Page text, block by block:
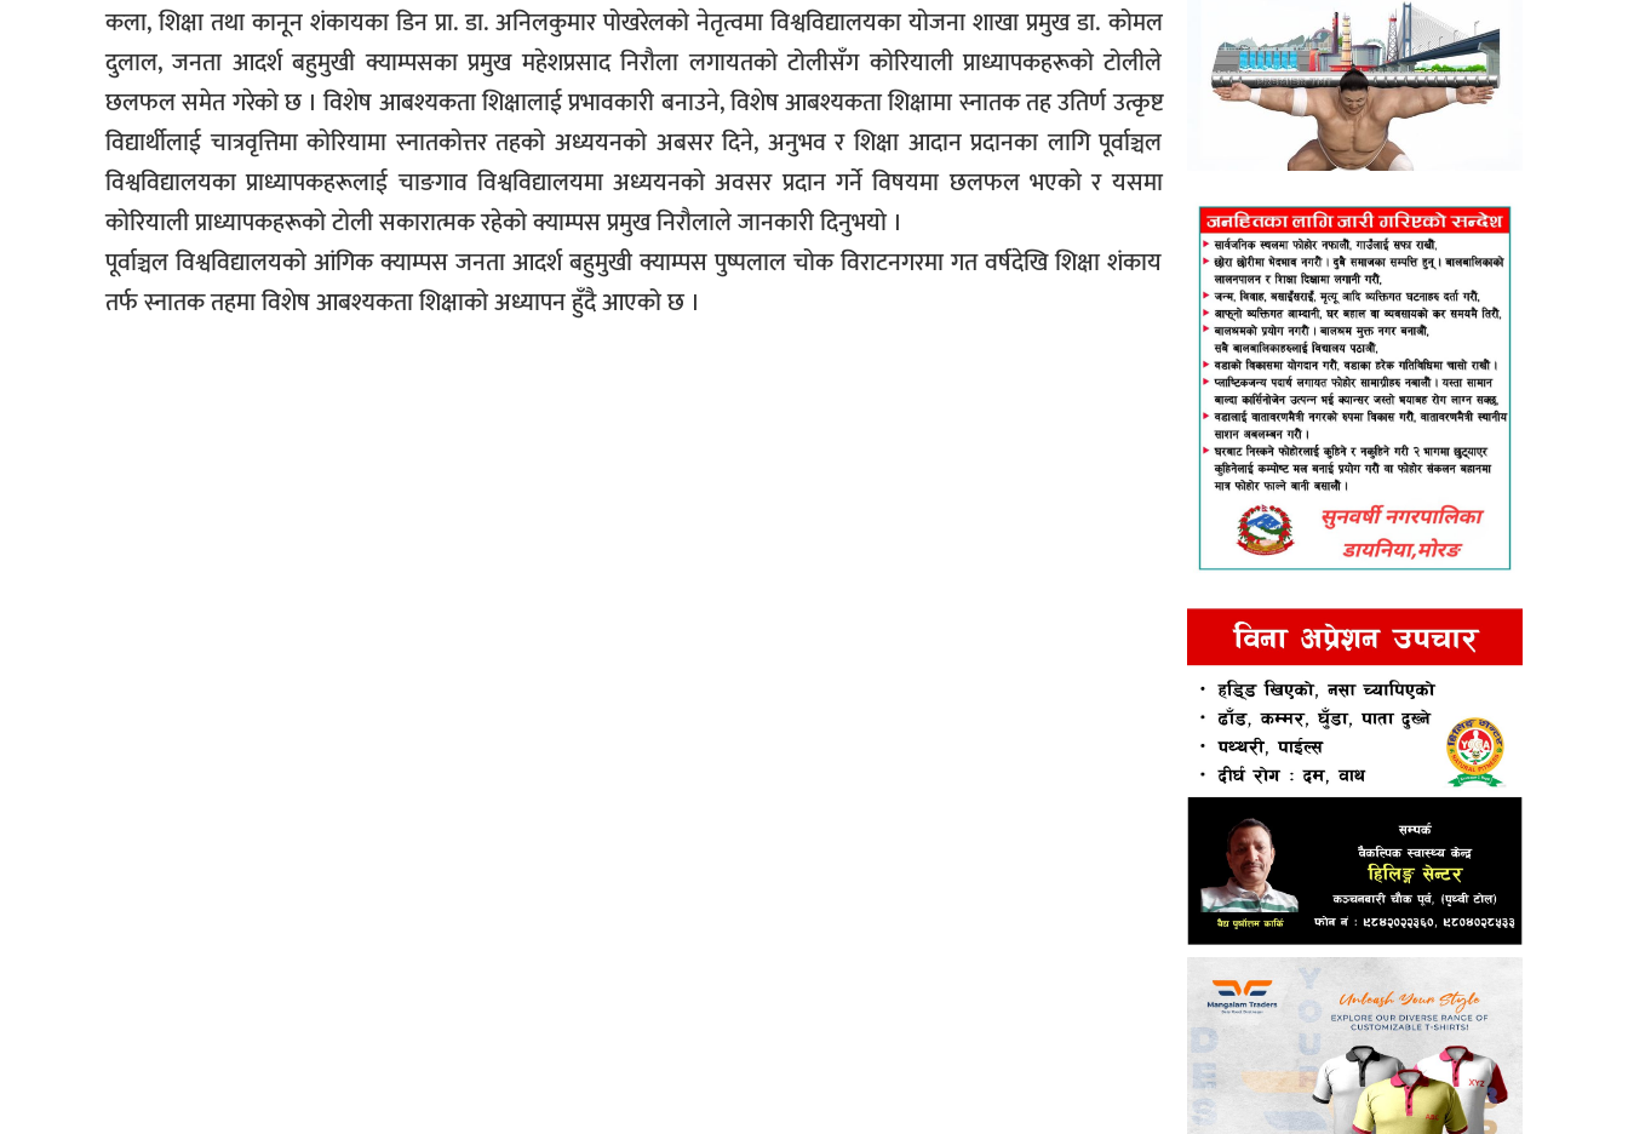
कला, शिक्षा तथा कानून शंकायका डिन प्रा. डा. अनिलकुमार पोखरेलको नेतृत्वमा विश्वविद्यालयका योजना शाखा प्रमुख डा. कोमल
दुलाल, जनता आदर्श बहुमुखी क्याम्पसका प्रमुख महेशप्रसाद निरौला लगायतको टोलीसँग कोरियाली प्राध्यापकहरूको टोलीले
छलफल समेत गरेको छ । विशेष आबश्यकता शिक्षालाई प्रभावकारी बनाउने, विशेष आबश्यकता शिक्षामा स्नातक तह उतिर्ण उत्कृष्ट
विद्यार्थीलाई चात्रवृत्तिमा कोरियामा स्नातकोत्तर तहको अध्ययनको अबसर दिने, अनुभव र शिक्षा आदान प्रदानका लागि पूर्वाञ्चल
विश्वविद्यालयका प्राध्यापकहरूलाई चाङगाव विश्वविद्यालयमा अध्ययनको अवसर प्रदान गर्ने विषयमा छलफल भएको र यसमा
कोरियाली प्राध्यापकहरूको टोली सकारात्मक रहेको क्याम्पस प्रमुख निरौलाले जानकारी दिनुभयो ।
पूर्वाञ्चल विश्वविद्यालयको आंगिक क्याम्पस जनता आदर्श बहुमुखी क्याम्पस पुष्पलाल चोक विराटनगरमा गत वर्षदेखि शिक्षा शंकाय
तर्फ स्नातक तहमा विशेष आबश्यकता शिक्षाको अध्यापन हुँदै आएको छ ।